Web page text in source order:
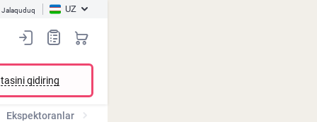
Jalaquduq UZ
qidiring
Ekspektoranlar